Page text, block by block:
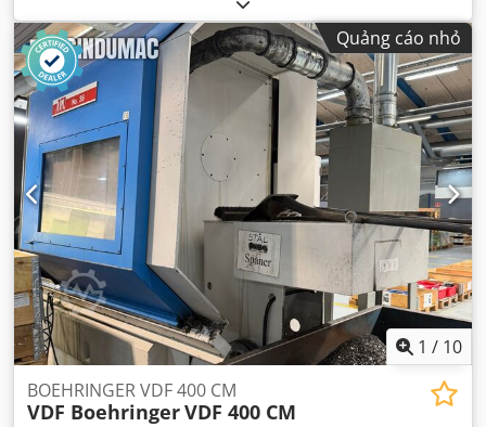
Quảng cáo nhỏ
1 / 10
BOEHRINGER VDF 400 CM
VDF BoehringerVDF 400 CM